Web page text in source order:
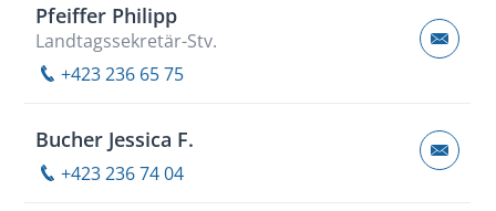
Pfeiffer Philipp
Landtagssekretär-Stv.
+423 236 65 75
Bucher Jessica F.
+423 236 74 04